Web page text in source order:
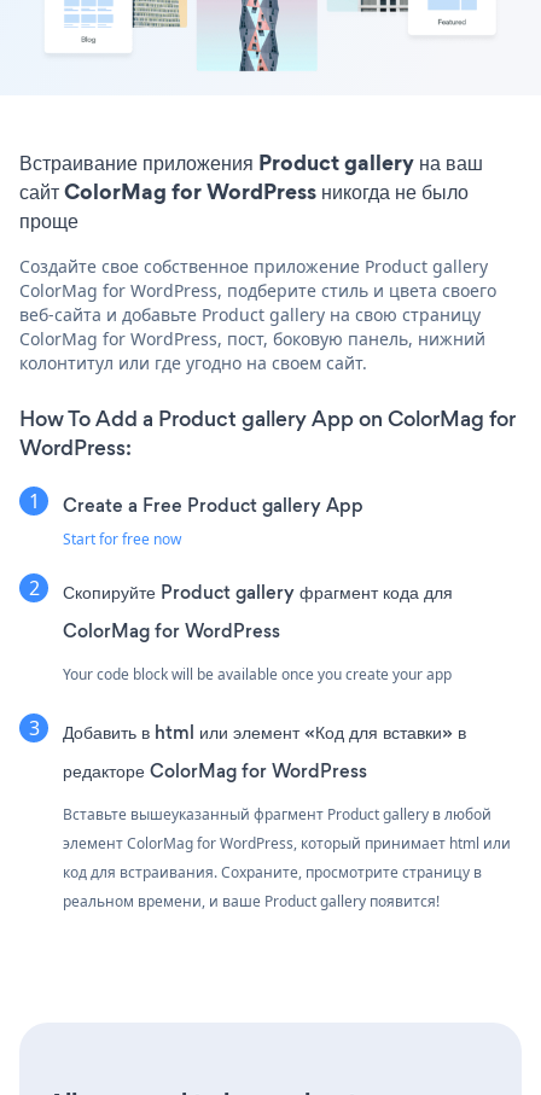
Встраивание приложения Product gallery на ваш
сайт ColorMag for WordPress никогда не было
проще
Создайте свое собственное приложение Product gallery
ColorMag for WordPress, подберите стиль и цвета своего
веб-сайта и добавьте Product gallery на свою страницу
ColorMag for WordPress, пост, боковую панель, нижний
колонтитул или где угодно на своем сайт.
How To Add a Product gallery App on ColorMag for
WordPress:
Create a Free Product gallery App
Start for free now
Скопируйте Product gallery фрагмент кода для
ColorMag for WordPress
Your code block will be available once you create your app
Добавить в html или элемент «Код для вставки» в
редакторе ColorMag for WordPress
Вставьте вышеуказанный фрагмент Product gallery в любой
элемент ColorMag for WordPress, который принимает html или
код для встраивания. Сохраните, просмотрите страницу в
реальном времени, и ваше Product gallery появится!